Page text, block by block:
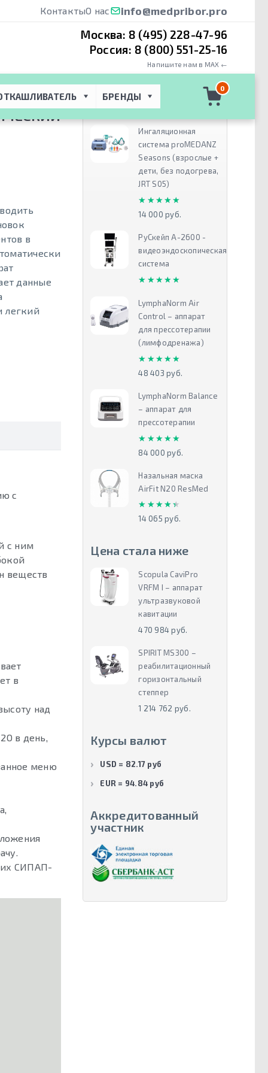
КонтактыО нас info@medpribor.pro
Москва: 8 (495) 228-47-96
Россия: 8 (800) 551-25-16
Напишите нам в MAX ←
БРЕНДЫ
0
в
данные
легкий
с
с ним
веществ
в
над
в день,
меню
СИПАП-
Рекомендуем
Ингаляционная
система proMEDANZ
Seasons (взрослые +
дети, без подогрева,
JRT S05)
★★★★★
★★★★★
14 000 руб.
РуСкейп А-2600 -
видеоэндоскопическая
система
★★★★★
★★★★★
LymphaNorm Air
Control – аппарат
для прессотерапии
(лимфодренажа)
★★★★★
★★★★★
48 403 руб.
LymphaNorm Balance
– аппарат для
прессотерапии
★★★★★
★★★★★
84 000 руб.
Назальная маска
AirFit N20 ResMed
★★★★★
★★★★★
14 065 руб.
Цена стала ниже
Scopula CaviPro
VRFM I – аппарат
ультразвуковой
кавитации
470 984 руб.
SPIRIT MS300 –
реабилитационный
горизонтальный
степпер
1 214 762 руб.
Курсы валют
USD = 82.17 руб
EUR = 94.84 руб
Аккредитованный
участник